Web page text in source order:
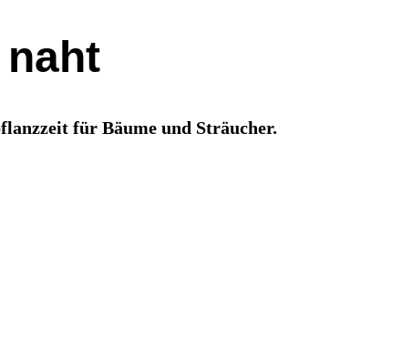
für Bäume und Sträucher.